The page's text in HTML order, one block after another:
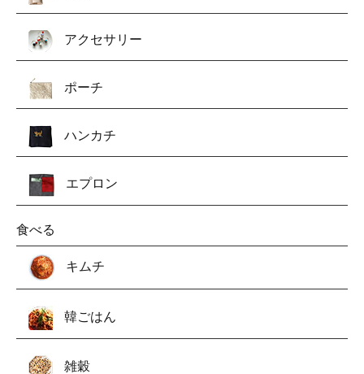
アクセサリー
ポーチ
ハンカチ
エプロン
食べる
キムチ
韓ごはん
雑穀